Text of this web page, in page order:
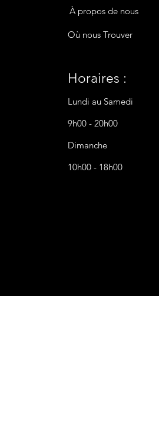
Où nous Trouver
Horaires :
Lundi au Samedi
9h00 - 20h00
Dimanche
10h00 - 18h00
À propos de nous